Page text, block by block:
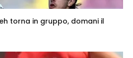
torna in gruppo, domani il